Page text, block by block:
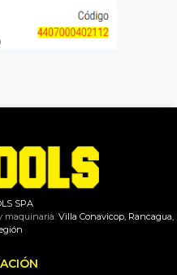
SPA
maquinaria.Villa Conavicop, Rancagua,